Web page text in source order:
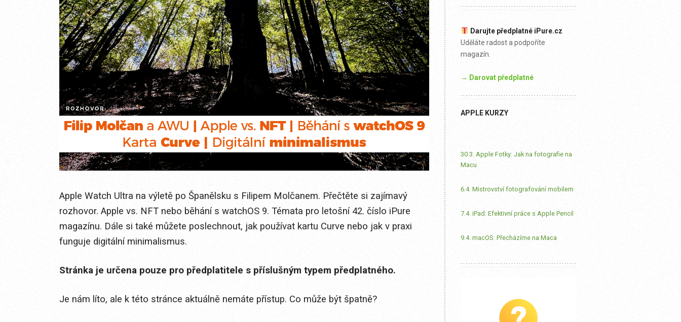
Apple Watch Ultra na výletě po Španělsku s Filipem Molčanem. Přečtěte si zajímavý
rozhovor. Apple vs. NFT nebo běhání s watchOS 9. Témata pro letošní 42. číslo iPure
magazínu. Dále si také můžete poslechnout, jak používat kartu Curve nebo jak v praxi
funguje digitální minimalismus.
Stránka je určena pouze pro předplatitele s příslušným typem předplatného.
Je nám líto, ale k této stránce aktuálně nemáte přístup. Co může být špatně?
Darujte předplatné iPure.cz
Uděláte radost a podpoříte
magazín.
→ Darovat předplatné
APPLE KURZY
30.3. Apple Fotky: Jak na fotografie na
Macu
6.4. Mistrovství fotografování mobilem
7.4. iPad: Efektivní práce s Apple Pencil
9.4. macOS: Přecházíme na Maca